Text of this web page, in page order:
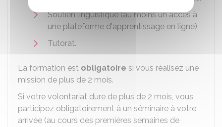
Soutien linguistique (au moins un accès à
une plateforme d'apprentissage en ligne)
Tutorat.
La formation est obligatoire si vous réalisez une
mission de plus de 2 mois.
Si votre volontariat dure de plus de 2 mois, vous
participez obligatoirement à un séminaire à votre
arrivée (au cours des premières semaines de